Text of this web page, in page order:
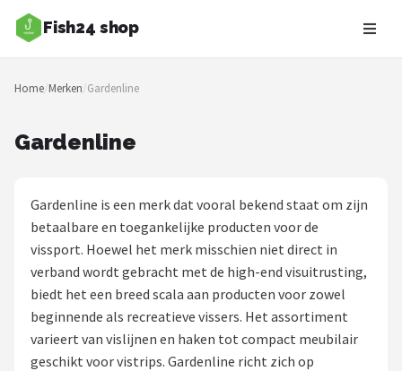
Fish24 shop
Zoeken
NAVIGATIE
Blog
Hengelsoorten
Hengels
Molens
Home/Merken/Gardenline
Gardenline
Gardenline is een merk dat vooral bekend staat om zijn
betaalbare en toegankelijke producten voor de
vissport. Hoewel het merk misschien niet direct in
verband wordt gebracht met de high-end visuitrusting,
biedt het een breed scala aan producten voor zowel
beginnende als recreatieve vissers. Het assortiment
varieert van vislijnen en haken tot compact meubilair
geschikt voor vistrips. Gardenline richt zich op